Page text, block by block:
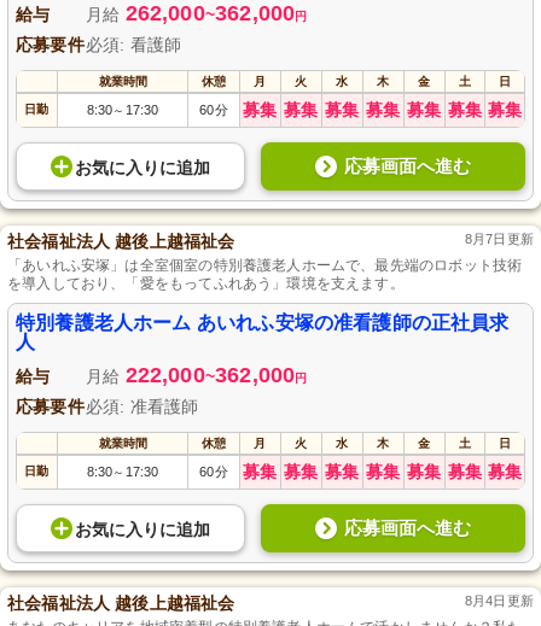
給与 月給 262,000~362,000円
応募要件必須: 看護師
就業時間 休憩 月 火 水 木 金 土 日
日勤 8:30～ 17:30 60分 募集 募集 募集 募集 募集 募集 募集
お気に入り に追加 応募画面へ進む
社会福祉法人 越後上越福祉会 8月7日更新
「あいれふ安塚」は全室個室の特別養護老人ホームで、最先端のロボット技術
を導入しており、「愛をもってふれあう」環境を支えます。
特別養護老人ホーム あいれふ安塚の准看護師の正社員求
人
給与 月給 222,000~362,000円
応募要件必須: 准看護師
就業時間 休憩 月 火 水 木 金 土 日
日勤 8:30～ 17:30 60分 募集 募集 募集 募集 募集 募集 募集
お気に入り に追加 応募画面へ進む
社会福祉法人 越後上越福祉会 8月4日更新